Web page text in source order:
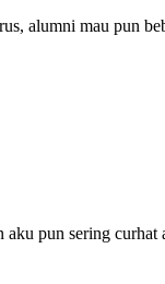
alumni mau pun
pun sering